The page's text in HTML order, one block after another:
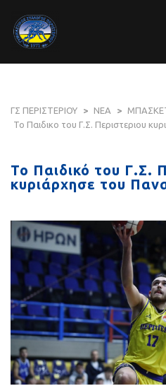
ΓΣ ΠΕΡΙΣΤΕΡΙΟΥ > ΝΕΑ >
Το Παιδικο του Γ.Σ. Περιστεριου
Το Παιδικό του Γ.Σ.
κυριάρχησε του